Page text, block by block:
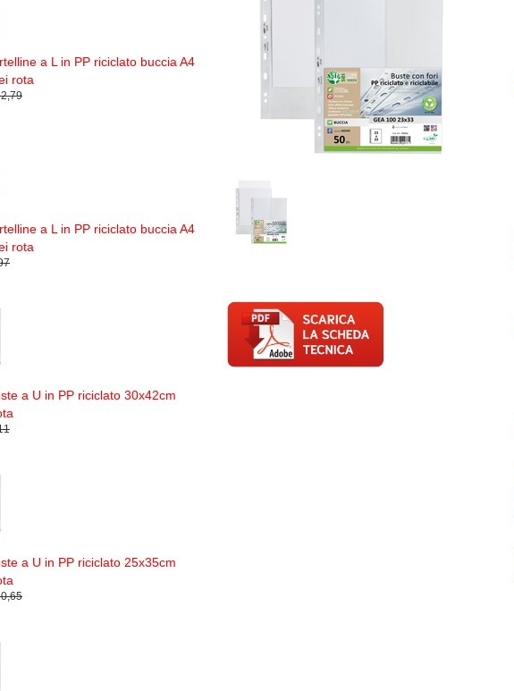
a L in PP riciclato buccia A4
rota
a L in PP riciclato buccia A4
rota
a U in PP riciclato 30x42cm
a U in PP riciclato 25x35cm